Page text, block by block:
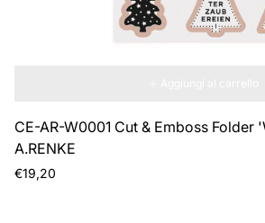
CE-AR-W0001 Cut & Emboss
A.RENKE
Prezzo
€19,20